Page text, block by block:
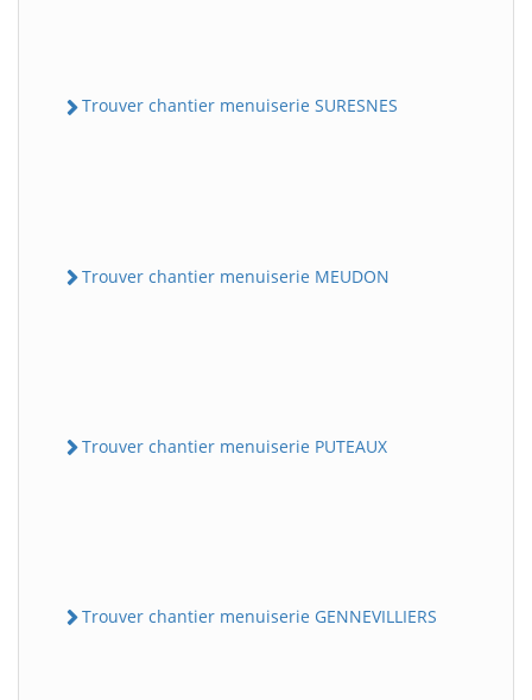
Trouver chantier menuiserie SURESNES
Trouver chantier menuiserie MEUDON
Trouver chantier menuiserie PUTEAUX
Trouver chantier menuiserie GENNEVILLIERS